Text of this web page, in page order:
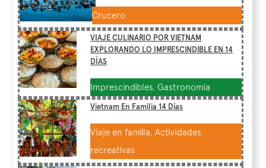
Crucero
VIAJE CULINARIO POR VIETNAM
EXPLORANDO LO IMPRESCINDIBLE EN 14
DÍAS
Imprescindibles, Gastronomía
Vietnam En Familia 14 Días
Viaje en familla, Actividades
recreativas